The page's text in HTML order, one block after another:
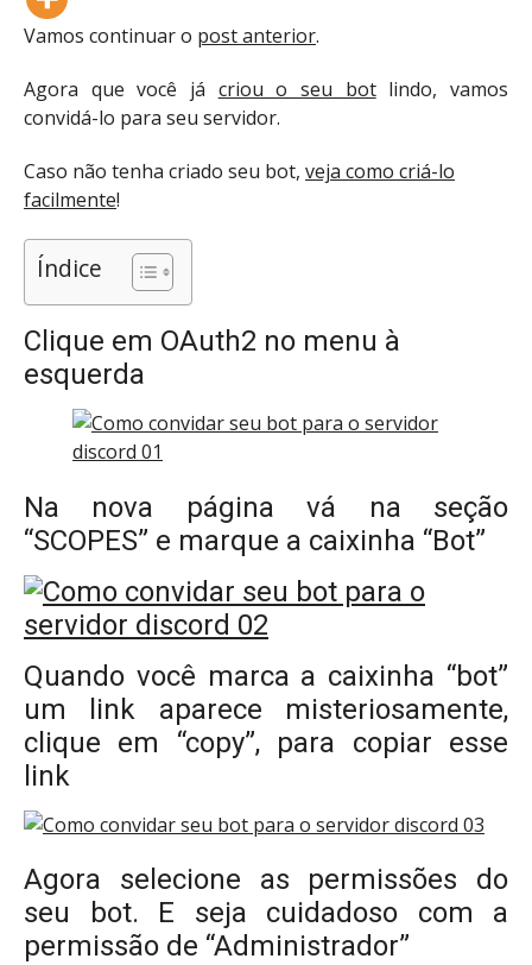
Vamos continuar o post anterior.
Agora que você já criou o seu botlindo, vamos
convidá-lo para seu servidor.
Caso não tenha criado seu bot, veja como criá-lo
facilmente!
Índice
Clique em OAuth2 no menu à
esquerda
Na nova página vá na seção
“SCOPES” e marque a caixinha “Bot”
Quando você marca a caixinha “bot”
um link aparece misteriosamente,
clique em “copy”, para copiar esse
link
Agora selecione as permissões do
seu bot. E seja cuidadoso com a
permissão de “Administrador”